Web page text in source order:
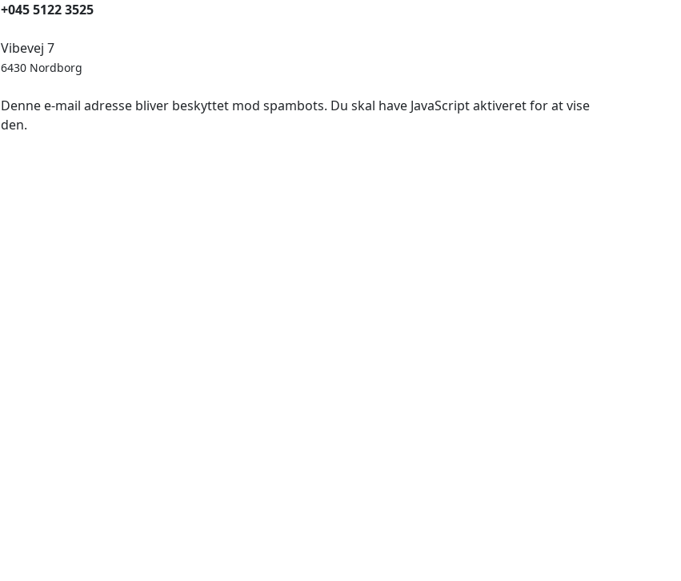
+045 5122 3525
Vibevej 7
6430 Nordborg
Denne e-mail adresse bliver beskyttet mod spambots. Du skal have JavaScript aktiveret for at vise
den.